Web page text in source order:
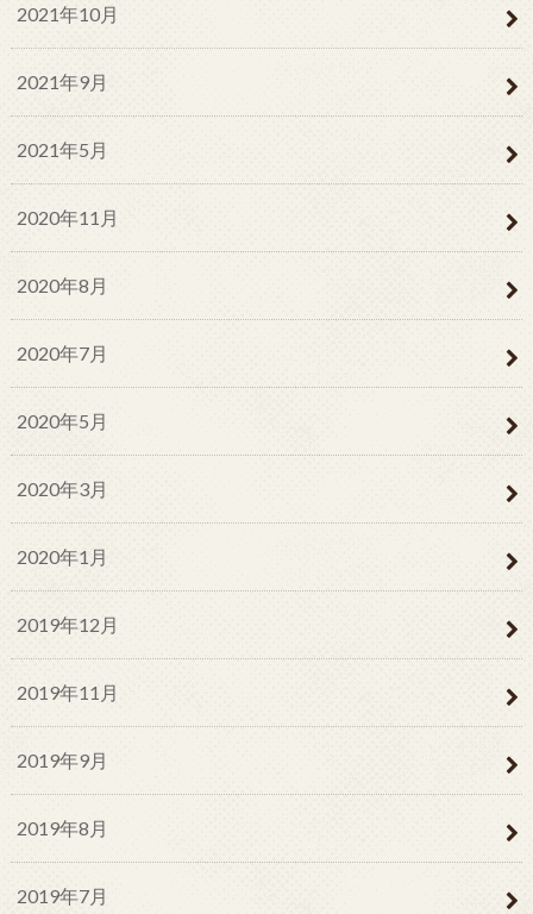
2021年10月
2021年9月
2021年5月
2020年11月
2020年8月
2020年7月
2020年5月
2020年3月
2020年1月
2019年12月
2019年11月
2019年9月
2019年8月
2019年7月